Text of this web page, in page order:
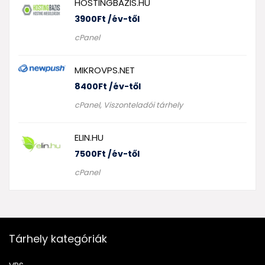
HOSTINGBAZIS.HU
3900Ft /év-től
cPanel
MIKROVPS.NET
8400Ft /év-től
cPanel, Viszonteladói tárhely
ELIN.HU
7500Ft /év-től
cPanel
Tárhely kategóriák